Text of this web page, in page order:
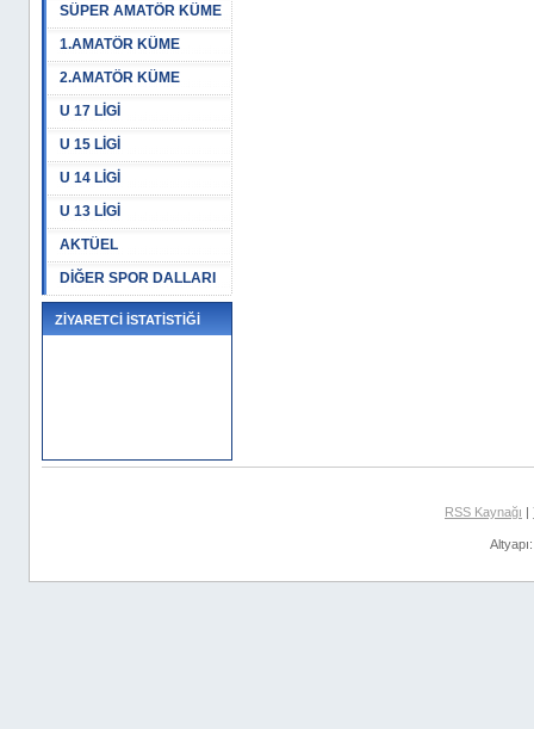
SÜPER AMATÖR KÜME
1.AMATÖR KÜME
2.AMATÖR KÜME
U 17 LİGİ
U 15 LİGİ
U 14 LİGİ
U 13 LİGİ
AKTÜEL
DİĞER SPOR DALLARI
ZİYARETCİ İSTATİSTİĞİ
RSS Kaynağı |